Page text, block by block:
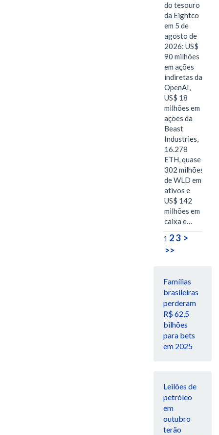
do tesouro
da Eightco
em 5 de
agosto de
2026: US$
90 milhões
em ações
indiretas da
OpenAI,
US$ 18
milhões em
ações da
Beast
Industries,
16.278
ETH, quase
302 milhões
de WLD em
ativos e
US$ 142
milhões em
caixa e…
1 23 >
>>
Famílias
brasileiras
perderam
R$ 62,5
bilhões
para bets
em 2025
Leilões de
petróleo
em
outubro
terão